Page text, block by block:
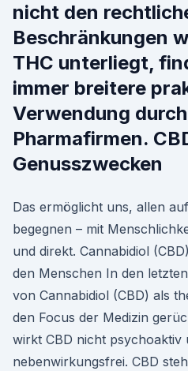
nicht den
Beschränkungen
THC unterliegt,
immer breitere
Verwendung
Pharmafirmen.
Genusszwecken
Das ermöglicht uns, allen
begegnen – mit
und direkt. Cannabidiol
den Menschen In den
von Cannabidiol (CBD) als
den Focus der Medizin
wirkt CBD nicht psychoaktiv
nebenwirkungsfrei. CBD